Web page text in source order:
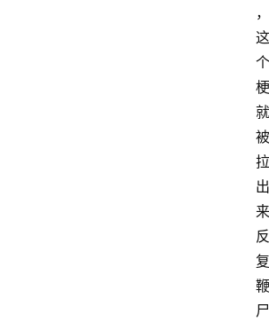
，
这
个
梗
就
被
拉
出
来
反
复
鞭
尸